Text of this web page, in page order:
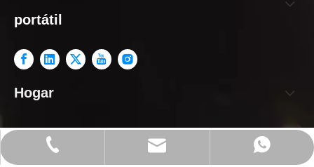
+ 18936353088
qllaser@qllasercut.com
+86 18936353088
portátil
Hogar